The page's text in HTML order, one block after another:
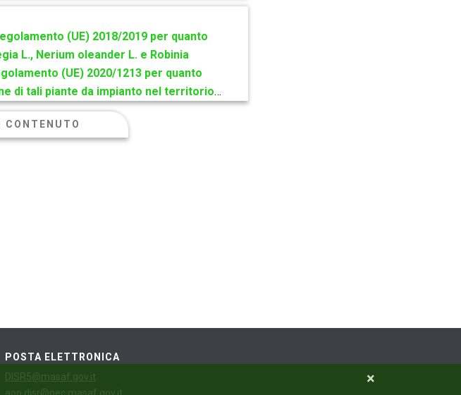
(UE) 2018/2019 per quanto
L., Nerium oleander L. e Robinia
(UE) 2020/1213 per quanto
di tali piante da impianto nel territorio…
CONTENUTO
POSTA ELETTRONICA
DISR5@masaf.gov.it
×